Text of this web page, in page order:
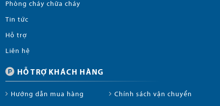
Phòng cháy chữa cháy
Tin tức
Hỗ trợ
Liên hệ
HỖ TRỢ KHÁCH HÀNG
Hướng dẫn mua hàng Chính sách vận chuyển